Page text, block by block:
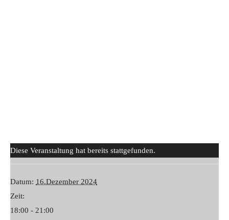
Diese Veranstaltung hat bereits stattgefunden.
Datum: 16.Dezember 2024
Zeit:
18:00 - 21:00